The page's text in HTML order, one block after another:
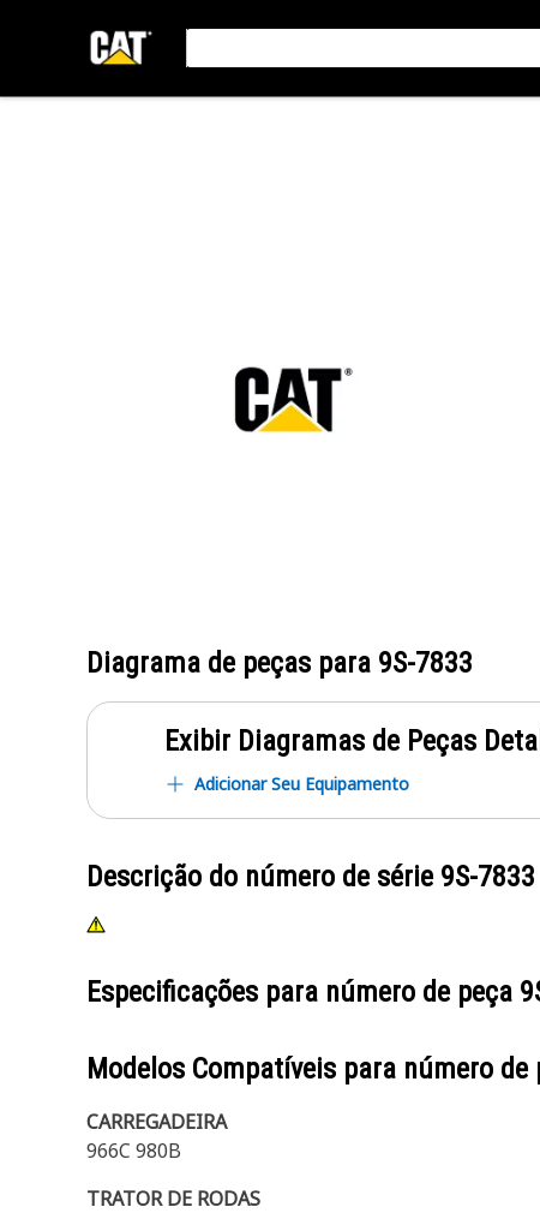
Diagrama de peças para 9S-7833
Exibir Diagramas de Peças
Adicionar Seu Equipamento
Descrição do número de série 9S-7833
Especificações para número de peça
Modelos Compatíveis para número de
CARREGADEIRA
966C 980B
TRATOR DE RODAS